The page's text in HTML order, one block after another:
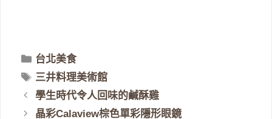
分
類
台北美食
標
籤
三井料理美術館
學生時代令人回味的鹹酥雞
晶彩Calaview棕色單彩隱形眼鏡